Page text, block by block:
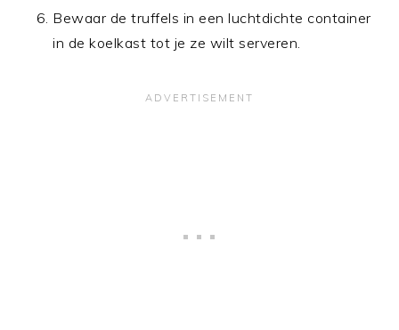
Bewaar de truffels in een luchtdichte container
in de koelkast tot je ze wilt serveren.